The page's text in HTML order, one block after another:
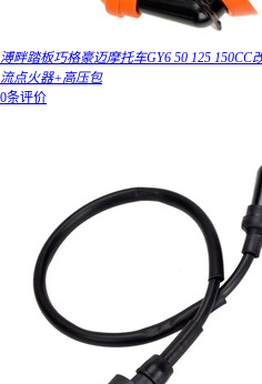
溥畔踏板巧格豪迈摩托车GY6 50 125
流点火器+高压包
0条评价